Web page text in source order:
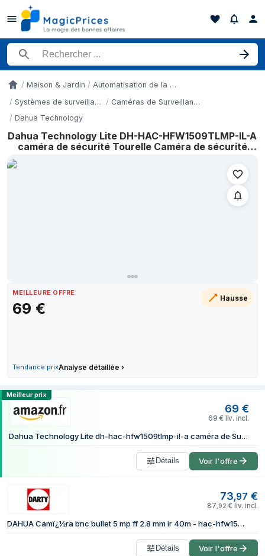
Rechercher un produit
AccueilMaison & Jardin
Automatisation de la maison et sécurité
Systèmes de surveillance
Caméras de Surveillance
Dahua Technology
Dahua Technology Lite DH-HAC-HFW1509TLMP-IL-A
caméra de sécurité Tourelle Caméra de sécurité
MEILLEURE OFFRE
69 €
Hausse
Tendance prixAnalyse détaillée ›
Historique des prix de Dahua Technology Lite DH-HAC-
10 mai 2026
22 juillet 2026
27 juillet 2026
3 août 2026
Comparer les prix de Dahua
Meilleur prix
69 €
69 € liv. incl.
Dahua Technology Lite dh-hac-hfw1509tlmp-il-a caméra de Surveillance Tourelle caméra de sécurité CCTV extérieure 2880 x 1620 pi...
Détails Voir l'offre
73,97 €
87 92 € liv. incl.
DAHUA Camï¿½ra bnc bullet 5 mp ff 2.8 mm ir 40m - hac-hfw1509tlmp-il-a-0280b-s2
Détails Voir l'offre